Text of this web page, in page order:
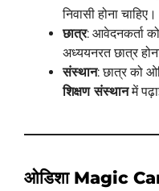
निवासी होना चाहिए।
छात्र: आवेदनकर्ता
अध्ययनरत छात्र
संस्थान: छात्र को
शिक्षण संस्थानमें
ओडिशा Magic